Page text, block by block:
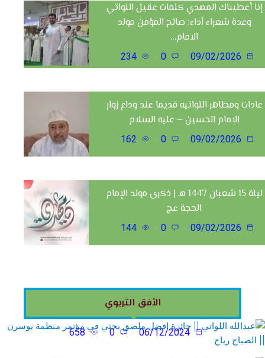
إنا أعطيناك المهدي كلمات عقيل اللواتي
وعدة شعراء أداء: صالح المؤمن مولد
الامام…
عادات ومظاهر اللواتيه قديما عند وداع زوار
الامام الحسين – عليه السلام
ليلة 15 شعبان 1447 هـ | ذكرى مولد الإمام
الحجة عج
الأفق التربوي
عبدالله اللواتي || جائزة افضل ملصق بحثي في مؤتمر منظمة
يوسرن || الصباح رباح
06/12/2024
0